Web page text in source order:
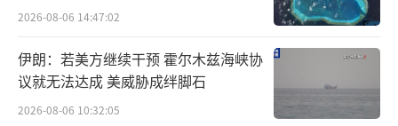
2026-08-06 14:47:02
伊朗：若美方继续干预 霍尔木兹海峡协
议就无法达成 美威胁成绊脚石
2026-08-06 10:32:05